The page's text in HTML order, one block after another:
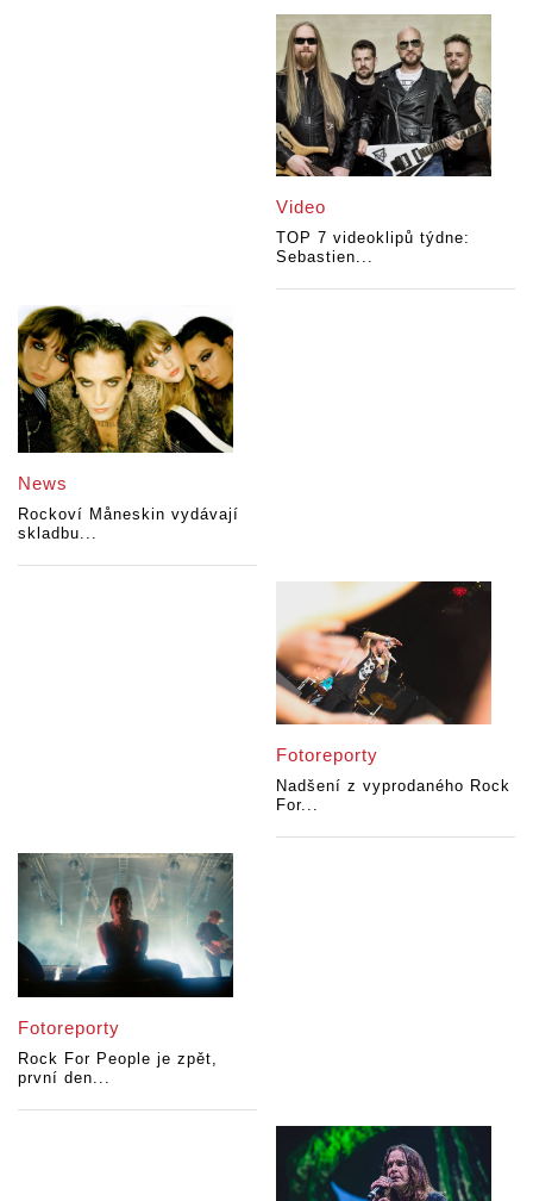
Video
TOP 7 videoklipů týdne:
Sebastien...
News
Rockoví Måneskin vydávají
skladbu...
Fotoreporty
Nadšení z vyprodaného Rock
For...
Fotoreporty
Rock For People je zpět,
první den...